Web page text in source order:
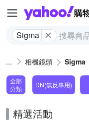
Sigma
相機鏡頭 Sigma
全部
分類
DN(無反專用)
精選活動